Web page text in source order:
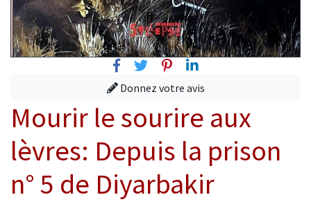
FacebookTwitterPinterest
Linkedin
Donnez votre avis
Mourir le sourire aux
lèvres: Depuis la prison
n° 5 de Diyarbakir